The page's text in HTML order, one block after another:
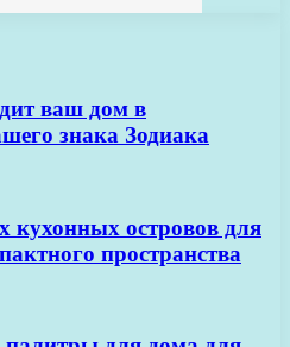
ваш дом в
знака Зодиака
кухонных островов для
пространства